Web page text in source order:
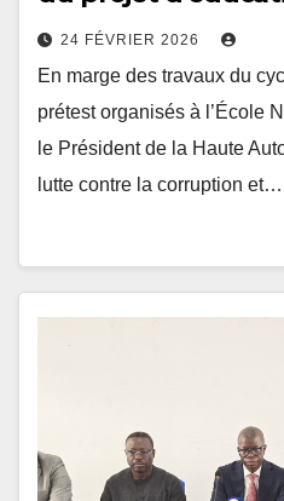
24 FÉVRIER 2026
En marge des travaux du
prétest organisés à l’École
le Président de la Haute
lutte contre la corruption et…